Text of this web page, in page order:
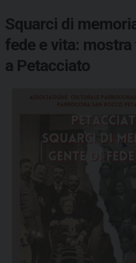
Squarci di
fede e vita:
a Petacciato